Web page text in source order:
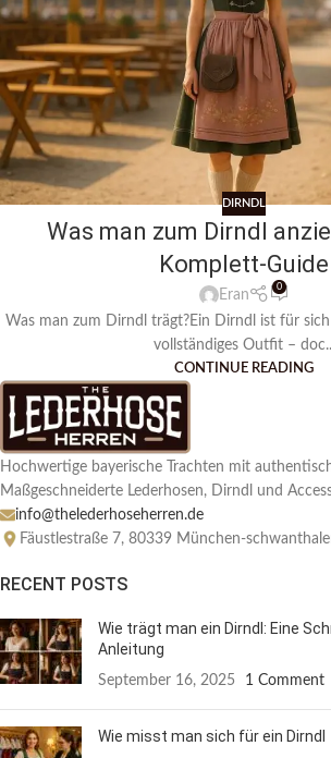
DIRNDL
Was man zum Dirndl
Komplett-Guide
Eran
0
Was man zum Dirndl trägt?Ein Dirndl ist für
vollständiges Outfit –
CONTINUE READING
Hochwertige bayerische Trachten mit
Maßgeschneiderte Lederhosen, Dirndl und
info@thelederhoseherren.de
Fäustlestraße 7, 80339 München-
RECENT POSTS
Wie trägt man ein Dirndl: Eine
Anleitung
September 16, 2025 1 Comment
Wie misst man sich für ein Dirndl